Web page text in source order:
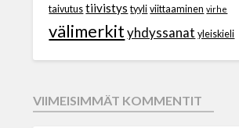
taivutus tiivistys tyyli viittaaminen virhe
välimerkit yhdyssanat yleiskieli
VIIMEISIMMÄT KOMMENTIT